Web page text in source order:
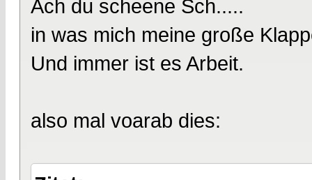
Ach du scheene Sch.....
in was mich meine große
Und immer ist es Arbeit.
also mal voarab dies: